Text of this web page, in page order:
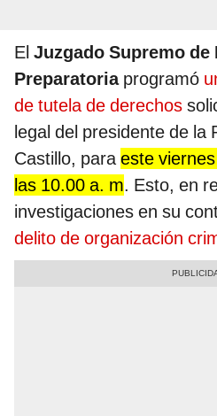
El Juzgado Supremo
Preparatoriaprogramó
de tutela de derechos
legal del presidente de la
Castillo, paraeste
las 10.00 a. m. Esto, en
investigaciones en su
delito de organización